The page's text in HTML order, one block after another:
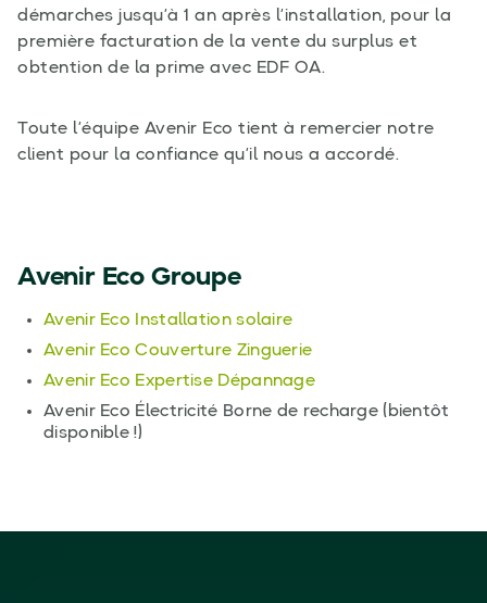
démarches jusqu’à 1 an après l’installation, pour la
première facturation de la vente du surplus et
obtention de la prime avec EDF OA.
Toute l’équipe Avenir Eco tient à remercier notre
client pour la confiance qu’il nous a accordé.
Avenir Eco Groupe
Avenir Eco Installation solaire
Avenir Eco Couverture Zinguerie
Avenir Eco Expertise Dépannage
Avenir Eco Électricité Borne de recharge (bientôt
disponible !)